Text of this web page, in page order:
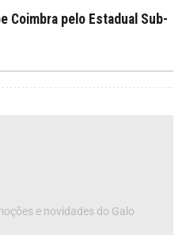
Coimbra pelo Estadual Sub-
e novidades do Galo